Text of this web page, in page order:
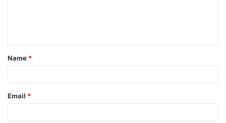
t
*
Name *
Email *